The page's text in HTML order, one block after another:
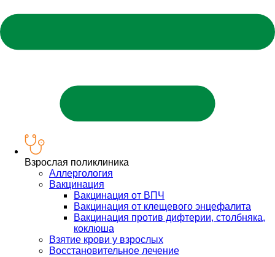
Взрослая поликлиника
Аллергология
Вакцинация
Вакцинация от ВПЧ
Вакцинация от клещевого энцефалита
Вакцинация против дифтерии, столбняка,
коклюша
Взятие крови у взрослых
Восстановительное лечение